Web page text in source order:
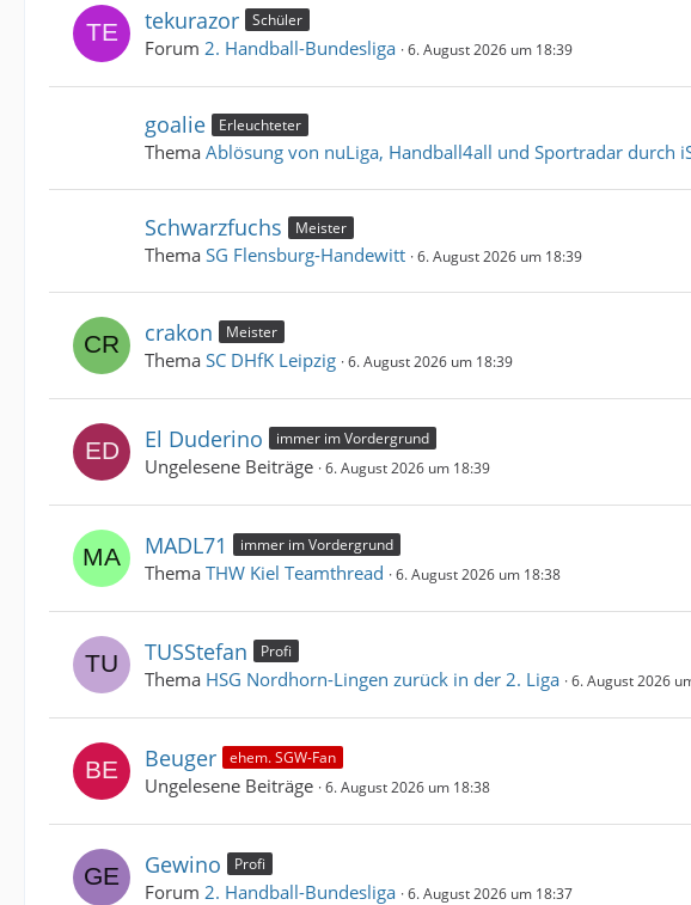
tekurazor Schüler
Forum 2. Handball-Bundesliga 6. August 2026 um 18:39
goalie Erleuchteter
Thema Ablösung von nuLiga, Handball4all und Sportradar durch
Schwarzfuchs Meister
Thema SG Flensburg-Handewitt 6. August 2026 um 18:39
crakon Meister
Thema SC DHfK Leipzig 6. August 2026 um 18:39
El Duderino immer im Vordergrund
Ungelesene Beiträge 6. August 2026 um 18:39
MADL71 immer im Vordergrund
Thema THW Kiel Teamthread 6. August 2026 um 18:38
TUSStefan Profi
Thema HSG Nordhorn-Lingen zurück in der 2. Liga 6. August 2026
Beuger ehem. SGW-Fan
Ungelesene Beiträge 6. August 2026 um 18:38
Gewino Profi
Forum 2. Handball-Bundesliga 6. August 2026 um 18:37